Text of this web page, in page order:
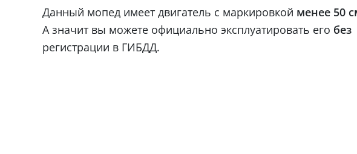
Данный мопед имеет двигатель с маркировкой менее 50
А значит вы можете официально эксплуатировать его без
регистрации в ГИБДД.